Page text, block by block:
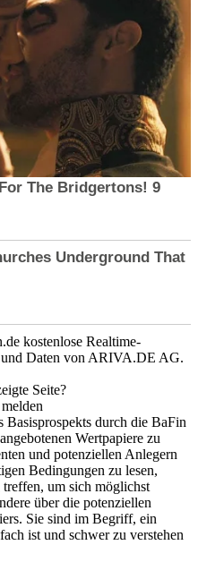
kostenlose Realtime-
Daten von ARIVA.DE AG.
Seite?
durch die BaFin
Wertpapiere zu
und potenziellen Anlegern
Bedingungen zu lesen,
um sich möglichst
über die potenziellen
Sie sind im Begriff, ein
ist und schwer zu verstehen